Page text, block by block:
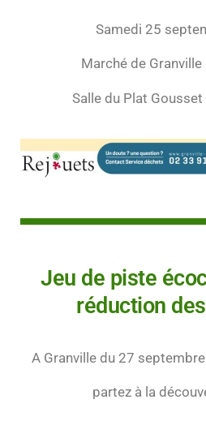
Samedi 25
Marché de Granville
Salle du Plat
Jeu de piste
réduction
A Granville du 27
partez à la